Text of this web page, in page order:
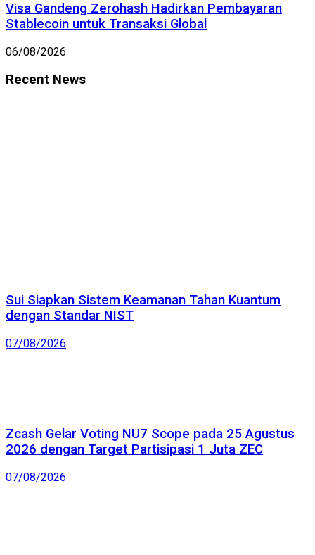
Visa Gandeng Zerohash Hadirkan Pembayaran
Stablecoin untuk Transaksi Global
06/08/2026
Recent News
Sui Siapkan Sistem Keamanan Tahan Kuantum
dengan Standar NIST
07/08/2026
Zcash Gelar Voting NU7 Scope pada 25 Agustus
2026 dengan Target Partisipasi 1 Juta ZEC
07/08/2026